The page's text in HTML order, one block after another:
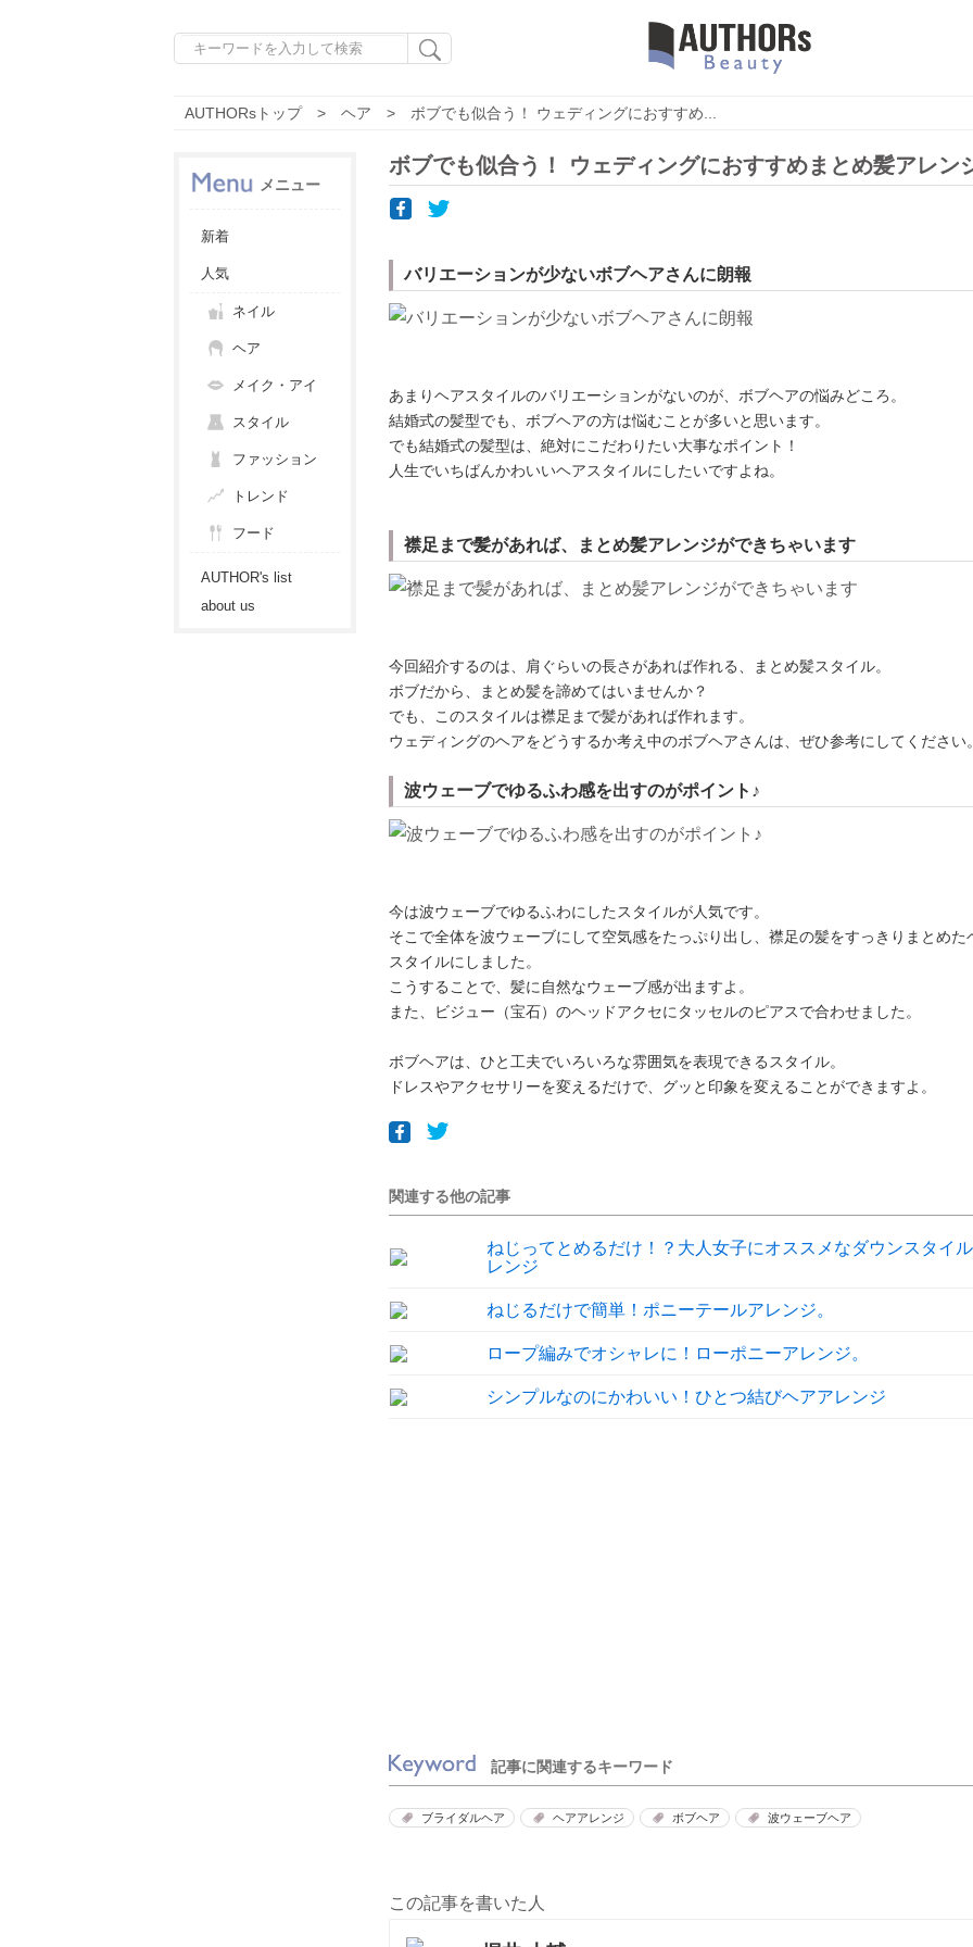
AUTHORsトップ ヘア ボブでも似合う！ ウェディングにおすすめ...
メニュー
新着
人気
ネイル
ヘア
メイク・アイ
スタイル
ファッション
トレンド
フード
AUTHOR's list
about us
ボブでも似合う！ ウェディングにおすすめまとめ髪アレン
バリエーションが少ないボブヘアさんに朗報
あまりヘアスタイルのバリエーションがないのが、ボブヘアの悩みどころ。
結婚式の髪型でも、ボブヘアの方は悩むことが多いと思います。
でも結婚式の髪型は、絶対にこだわりたい大事なポイント！
人生でいちばんかわいいヘアスタイルにしたいですよね。
襟足まで髪があれば、まとめ髪アレンジができちゃいます
今回紹介するのは、肩ぐらいの長さがあれば作れる、まとめ髪スタイル。
ボブだから、まとめ髪を諦めてはいませんか？
でも、このスタイルは襟足まで髪があれば作れます。
ウェディングのヘアをどうするか考え中のボブヘアさんは、ぜひ参考にしてください
波ウェーブでゆるふわ感を出すのがポイント♪
今は波ウェーブでゆるふわにしたスタイルが人気です。
そこで全体を波ウェーブにして空気感をたっぷり出し、襟足の髪をすっきりまとめた
スタイルにしました。
こうすることで、髪に自然なウェーブ感が出ますよ。
また、ビジュー（宝石）のヘッドアクセにタッセルのピアスで合わせました。
ボブヘアは、ひと工夫でいろいろな雰囲気を表現できるスタイル。
ドレスやアクセサリーを変えるだけで、グッと印象を変えることができますよ。
関連する他の記事
ねじってとめるだけ！？大人女子にオススメなダウンスタイ
レンジ
ねじるだけで簡単！ポニーテールアレンジ。
ロープ編みでオシャレに！ローポニーアレンジ。
シンプルなのにかわいい！ひとつ結びヘアアレンジ
記事に関連するキーワード
ブライダルヘア ヘアアレンジ ボブヘア 波ウェーブヘア
この記事を書いた人